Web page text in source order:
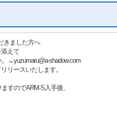
きました方へ
えて
→yuzumaru@a-shadow.com
リースいたします。
すのでARM-S入手後、